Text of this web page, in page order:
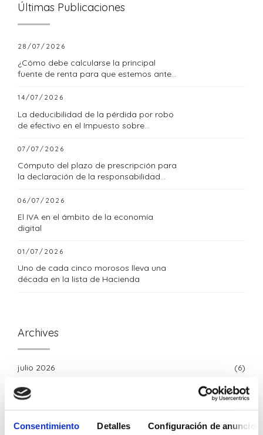
Consentimiento Detalles Configuración de anuncios
Últimas Publicaciones
28/07/2026
¿Cómo debe calcularse la principal
fuente de renta para que estemos ante
14/07/2026
La deducibilidad de la pérdida por robo
de efectivo en el Impuesto sobre
07/07/2026
Cómputo del plazo de prescripción para
la declaración de la responsabilidad
06/07/2026
El IVA en el ámbito de la economía
digital
01/07/2026
Uno de cada cinco morosos lleva una
década en la lista de Hacienda
Archives
julio 2026 (6)
junio 2026 (8)
mayo 2026 (4)